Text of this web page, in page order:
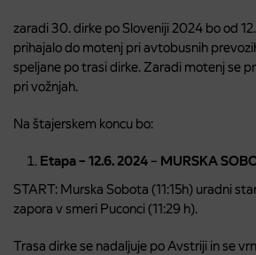
zaradi 30. dirke po Sloveniji 2024 bo od
prihajalo do motenj pri avtobusnih
speljane po trasi dirke. Zaradi motenj se
pri vožnjah.
Na štajerskem koncu bo:
Etapa – 12.6. 2024– MURSKA
START: Murska Sobota (11:15h) uradni
zapora v smeri Puconci (11:29 h).
Trasa dirke se nadaljuje po Avstriji in se